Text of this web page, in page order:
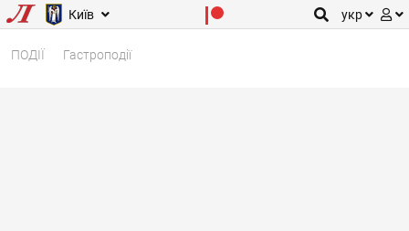
Київ укр
ПОДІЇ Гастроподії